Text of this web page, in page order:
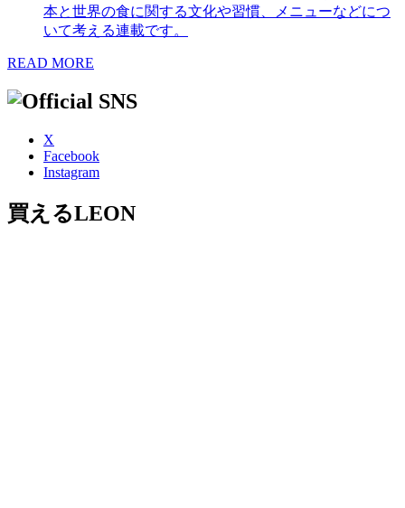
本と世界の食に関する文化や習慣、メニューなどにつ
いて考える連載です。
READ MORE
X
Facebook
Instagram
買えるLEON